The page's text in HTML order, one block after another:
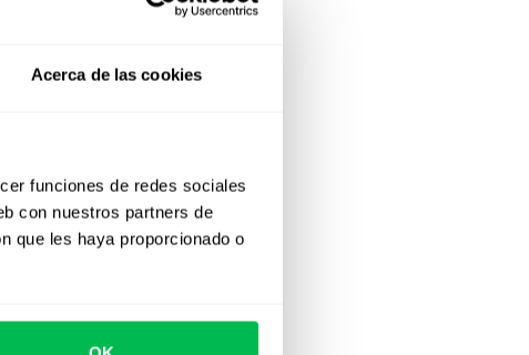
Acerca de las cookies
funciones de redes sociales
con nuestros partners de
que les haya proporcionado o